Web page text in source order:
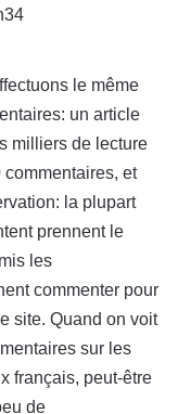
i
le même
un article
milliers de lecture
et
la plupart
prennent le
les
commenter pour
site. Quand on voit
sur les
français, peut-être
de